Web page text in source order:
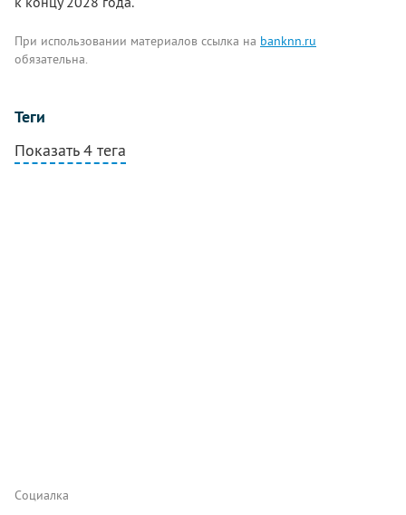
При использовании материалов ссылка на banknn.ru
обязательна.
Теги
Показать 4 тега
Социалка